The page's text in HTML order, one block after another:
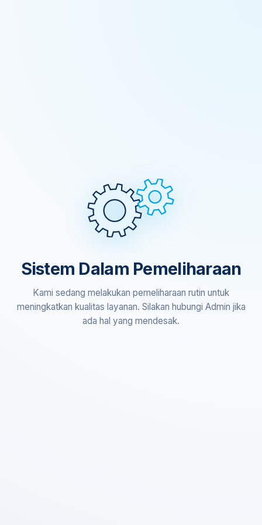
Sistem Dalam Pemeliharaan
Kami sedang melakukan pemeliharaan rutin untuk
meningkatkan kualitas layanan. Silakan hubungi Admin jika
ada hal yang mendesak.